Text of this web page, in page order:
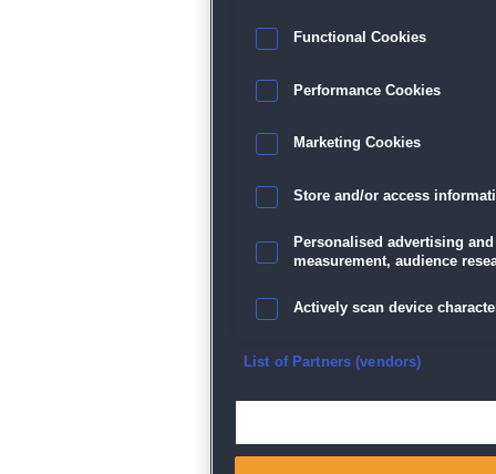
Functional Cookies
Performance Cookies
Marketing Cookies
Store and/or access
Personalised advertising
measurement, audience
Actively scan device
Ensure security, prevent
List of Partners (vendors)